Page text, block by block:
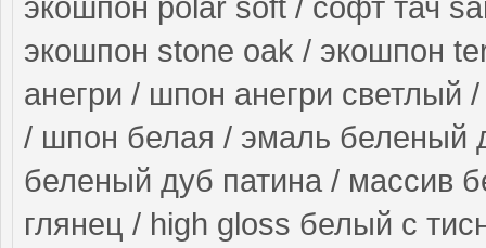
экошпон polar soft / софт тач
экошпон stone oak / экошпон
анегри / шпон анегри светлый
/ шпон белая / эмаль беленый
беленый дуб патина / массив
глянец / high gloss белый с